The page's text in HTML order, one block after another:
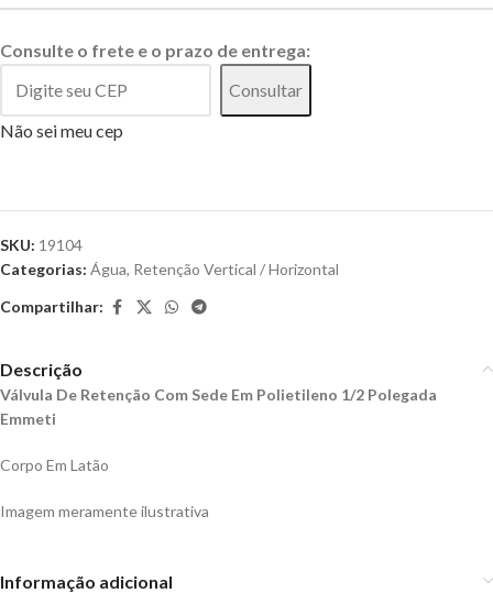
Consulte o frete e o prazo de entrega:
Consultar
Não sei meu cep
SKU: 19104
Categorias: Água, Retenção Vertical / Horizontal
Compartilhar:
Descrição
Válvula De Retenção Com Sede Em Polietileno 1/2 Polegada
Emmeti
Corpo Em Latão
Imagem meramente ilustrativa
Informação adicional